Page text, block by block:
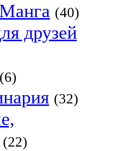
(40)
друзей
(6)
(32)
(22)